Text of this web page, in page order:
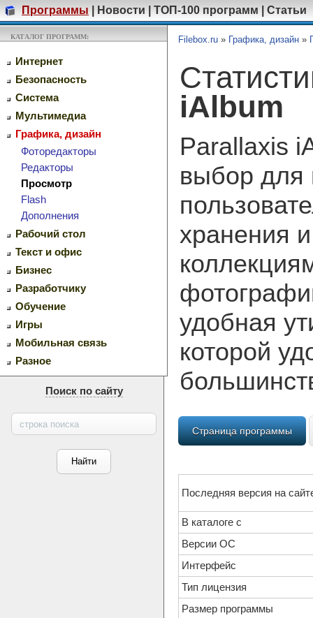
Программы Новости ТОП-100 программ Статьи
КАТАЛОГ ПРОГРАММ:
Интернет
Безопасность
Система
Мультимедиа
Графика, дизайн
Фоторедакторы
Редакторы
Просмотр
Flash
Дополнения
Рабочий стол
Текст и офис
Бизнес
Разработчику
Обучение
Игры
Мобильная связь
Разное
Поиск по сайту
Filebox.ru » Графика, дизайн »
iAlbum
Parallaxis
выбор для
хранения
удобная
которой
Страница программы
Последняя версия на
В каталоге с
Версии ОС
Интерфейс
Тип лицензия
Размер программы